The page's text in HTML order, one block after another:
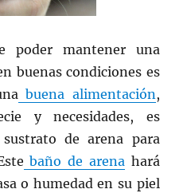
poder mantener una
buenas condiciones es
buena alimentación ,
y necesidades, es
de arena para
baño de arena hará
o humedad en su piel